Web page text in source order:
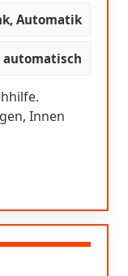
Automatik
automatisch
Innen